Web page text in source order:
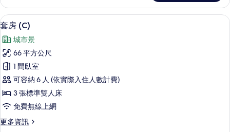
所
有
相
片
雙
床
房
Kitchen)
的
詳
情
顯
示
套
房
(C)
的
所
有
相
套房 (C) | 客房內保險箱、遮光布/窗
15
套房 (C)
城市景
66 平方公尺
1 間臥室
可容納 6 人 (依實際入住人數計費)
3 張標準雙人床
免費無線上網
更多資訊
更